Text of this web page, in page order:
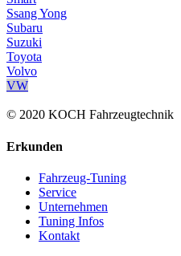
Ssang Yong
Subaru
Suzuki
Toyota
Volvo
VW
© 2020 KOCH Fahrzeugtechnik
Erkunden
Fahrzeug-Tuning
Service
Unternehmen
Tuning Infos
Kontakt